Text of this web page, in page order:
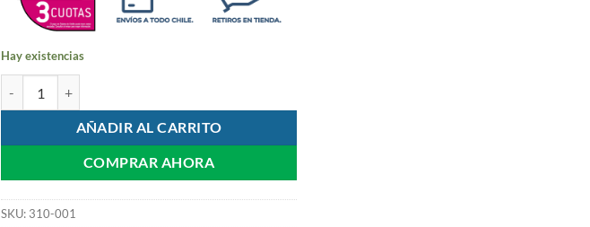
Hay existencias
AÑADIR AL CARRITO
COMPRAR AHORA
SKU: 310-001